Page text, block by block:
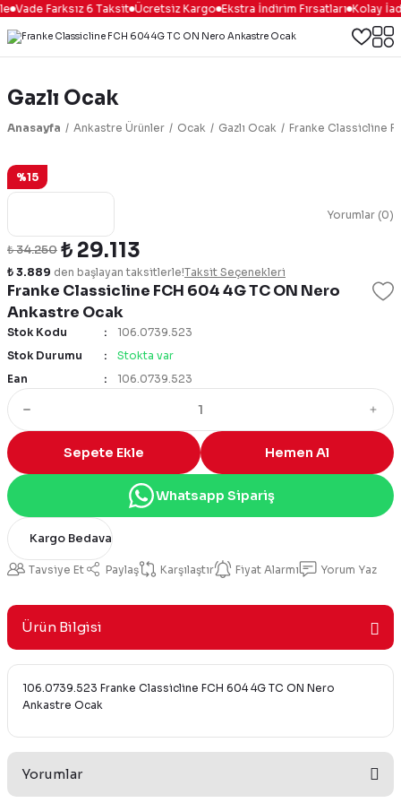
Vade Farksız 6 Taksit Ücretsiz Kargo Ekstra İndirim Fırsatları Kolay
Gazlı Ocak
Anasayfa Ankastre Ürünler Ocak Gazlı Ocak Franke Classicline
%15
Yorumlar (0)
Franke Classicline FCH 604 4G TC ON Nero
Ankastre Ocak
₺ 34.250 ₺ 29.113
₺ 3.889 den başlayan taksitlerle!Taksit Seçenekleri
Stok Kodu
106.0739.523
Stok Durumu
Stokta var
Ean
106.0739.523
Sepete Ekle Hemen Al
Whatsapp Sipariş
Kargo Bedava
Tavsiye Et Paylaş Karşılaştır Fiyat Alarmı Yorum Yaz
Ürün Bilgisi
106.0739.523 Franke Classicline FCH 604 4G TC ON Nero
Ankastre Ocak
Yorumlar